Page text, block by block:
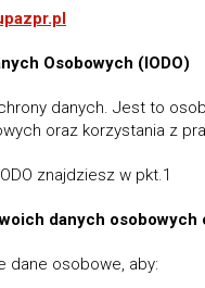
Osobowych (IODO)
danych. Jest to
oraz korzystania z
znajdziesz w pkt.1
danych
dane osobowe, aby: